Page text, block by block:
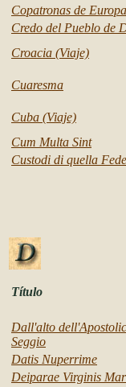
Copatronas de Europa
Credo del Pueblo de
Croacia (Viaje)
Cuaresma
Cuba (Viaje)
Cum Multa Sint
Custodi di quella Fede
Título
Dall'alto
Seggio
Datis Nuperrime
Deiparae Virginis